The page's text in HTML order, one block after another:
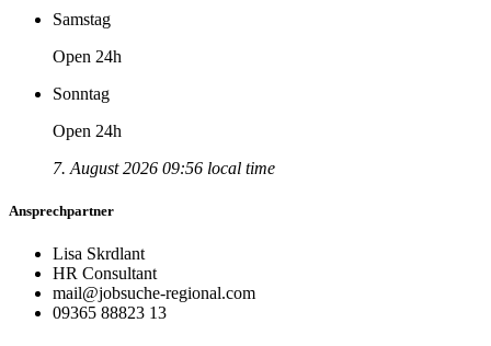
Samstag
Open 24h
Sonntag
Open 24h
7. August 2026 09:56 local time
Ansprechpartner
Lisa Skrdlant
HR Consultant
mail@jobsuche-regional.com
09365 88823 13